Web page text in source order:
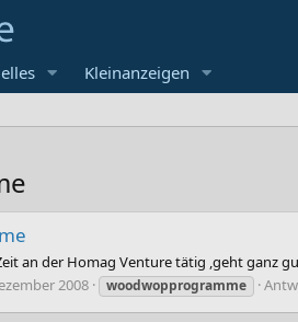
Kleinanzeigen
an der Homag Venture tätig ,geht ganz
2008 woodwopprogramme